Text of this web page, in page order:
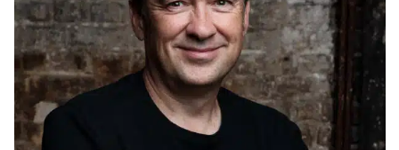
Profil
Kontakt